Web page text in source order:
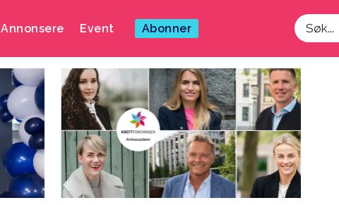
Annonsere Event Abonner
Søk